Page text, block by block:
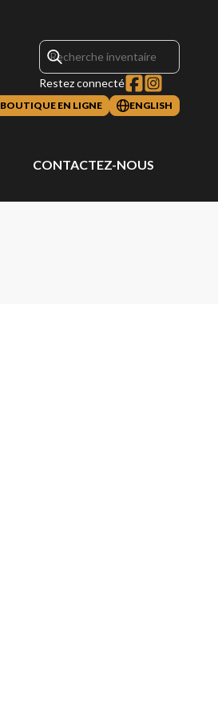
Restez connecté
BOUTIQUE EN LIGNE ENGLISH
CONTACTEZ-NOUS